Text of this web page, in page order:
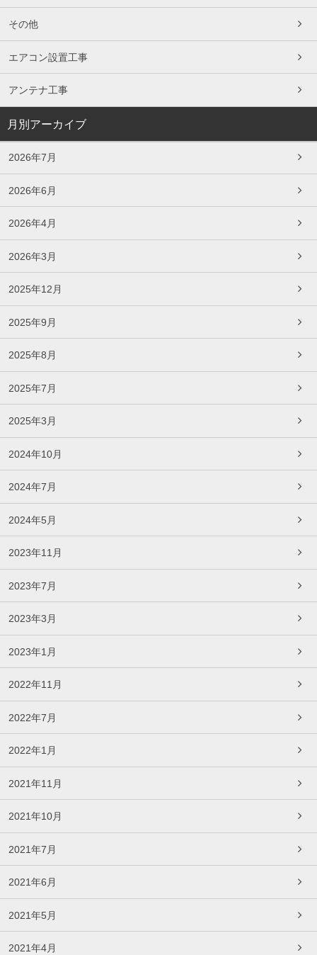
その他
エアコン設置工事
アンテナ工事
月別アーカイブ
2026年7月
2026年6月
2026年4月
2026年3月
2025年12月
2025年9月
2025年8月
2025年7月
2025年3月
2024年10月
2024年7月
2024年5月
2023年11月
2023年7月
2023年3月
2023年1月
2022年11月
2022年7月
2022年1月
2021年11月
2021年10月
2021年7月
2021年6月
2021年5月
2021年4月